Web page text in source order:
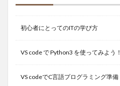
初心者にとってのITの学び方
VS code で Python3 を使ってみよう！
VS codeでC言語プログラミング準備